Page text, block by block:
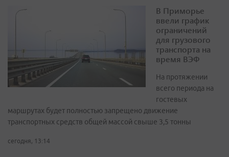
В Приморье
ввели график
ограничений
для грузового
транспорта на
время ВЭФ
На протяжении
всего периода на
гостевых
маршрутах будет полностью запрещено движение
транспортных средств общей массой свыше 3,5 тонны
сегодня, 13:14